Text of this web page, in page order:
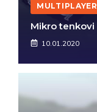
MULTIPLAYER
Mikro tenkovi
10.01.2020